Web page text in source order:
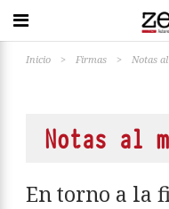
Inicio > Firmas > Notas
Notas al
En torno a la